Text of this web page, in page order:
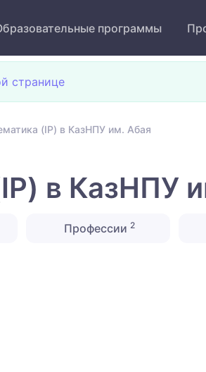
программы
странице
(IP) в КазНПУ им. Абая
в КазНПУ
Профессии 2